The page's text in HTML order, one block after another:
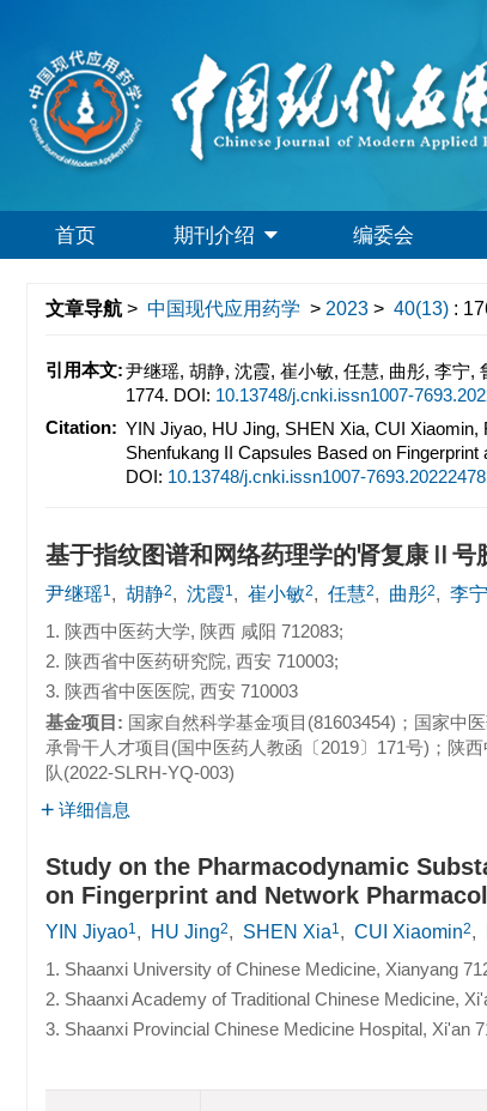
首页 期刊介绍 编委会
文章导航 > 中国现代应用药学 > 2023 > 40(13) :
引用本文:尹继瑶, 胡静, 沈霞, 崔小敏, 任慧, 曲彤, 李宁
1774. DOI: 10.13748/j.cnki.issn1007-
Citation: YIN Jiyao, HU Jing, SHEN Xia, CUI
Shenfukang II Capsules Based on
DOI: 10.13748/j.cnki.issn1007-7693.20222478
基于指纹图谱和网络药理学的肾复康Ⅱ号
尹继瑶1, 胡静2, 沈霞1, 崔小敏2, 任慧2, 曲彤2, 李宁
1. 陕西中医药大学, 陕西 咸阳 712083;
2. 陕西省中医药研究院, 西安 710003;
3. 陕西省中医医院, 西安 710003
基金项目: 国家自然科学基金项目(81603454)；国家中
承骨干人才项目(国中医药人教函〔2019〕171号)；陕
队(2022-SLRH-YQ-003)
详细信息
Study on the Pharmacodynamic
on Fingerprint and Network
YIN Jiyao1, HU Jing2, SHEN Xia1, CUI Xiaomin2,
1. Shaanxi University of Chinese Medicine, Xianyang
2. Shaanxi Academy of Traditional Chinese Medicine,
3. Shaanxi Provincial Chinese Medicine Hospital, Xi'an